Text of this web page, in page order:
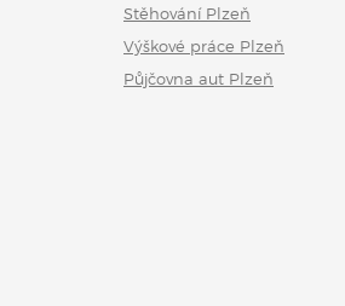
Stěhování Plzeň
Výškové práce Plzeň
Půjčovna aut Plzeň